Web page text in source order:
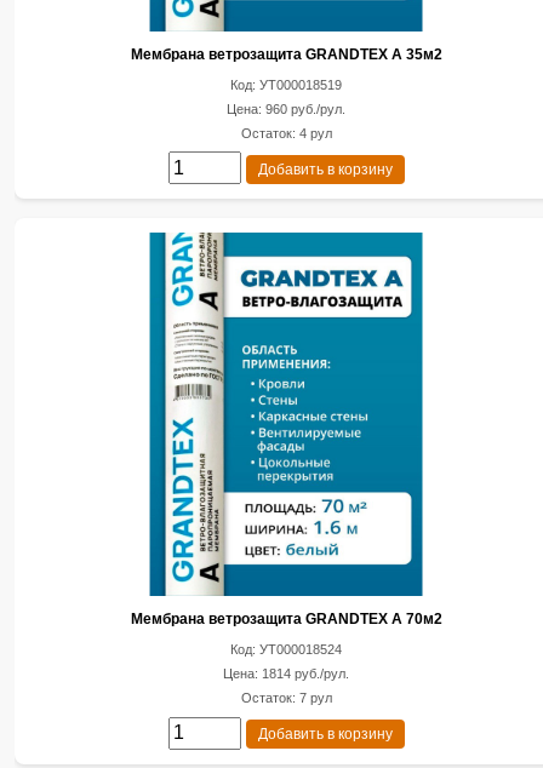
Мембрана ветрозащита GRANDTEX A 35м2
Код: УТ000018519
Цена: 960 руб./рул.
Остаток: 4 рул
Добавить в корзину
Мембрана ветрозащита GRANDTEX A 70м2
Код: УТ000018524
Цена: 1814 руб./рул.
Остаток: 7 рул
Добавить в корзину